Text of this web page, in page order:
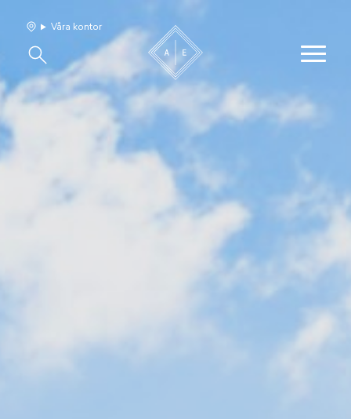
Våra hem
Sälj med oss
Bevakning
Franchise
Om oss
Jobba med oss
Våra kontor